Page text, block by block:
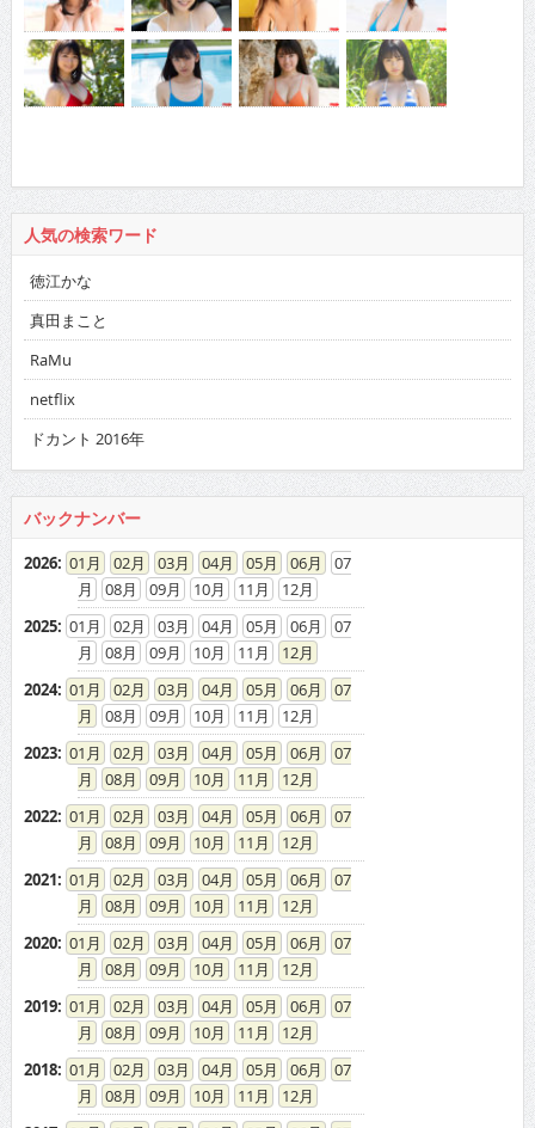
人気の検索ワード
徳江かな
真田まこと
RaMu
netflix
ドカント 2016年
バックナンバー
2026: 01 02 03 04 05 06
07
08
09 10 11
12
2025: 01 02 03 04 05 06
07
08
09 10 11
12
2024: 01 02 03 04 05 06
07
08
09 10 11
12
2023: 01 02 03 04 05 06
07
08
09 10 11
12
2022: 01 02 03 04 05 06
07
08
09 10 11
12
2021: 01 02 03 04 05 06
07
08
09 10 11
12
2020: 01 02 03 04 05 06
07
08
09 10 11
12
2019: 01 02 03 04 05 06
07
08
09 10 11
12
2018: 01 02 03 04 05 06
07
08
09 10 11
12